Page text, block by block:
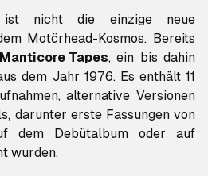
ist nicht die einzige neue
Motörhead-Kosmos. Bereits
Tapes, ein bis dahin
dem Jahr 1976. Es enthält 11
alternative Versionen
darunter erste Fassungen von
wurden.